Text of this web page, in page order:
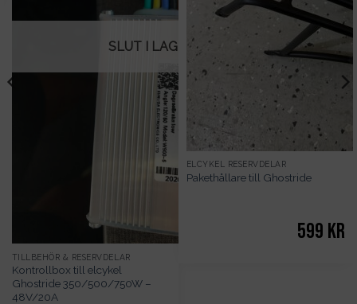
SLUT I LAGER
TILLBEHÖR & RESERVDELAR
Kontrollbox till elcykel
Ghostride 350/500/750W –
48V/20A
ELCYKEL RESERVDELAR
Pakethållare till Ghostride
599 kr